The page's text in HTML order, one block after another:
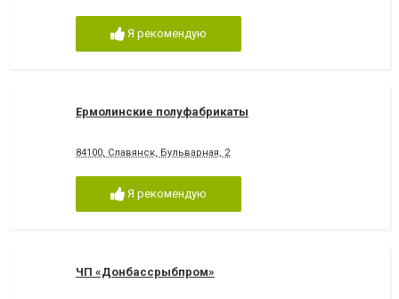
Я рекомендую
Ермолинские полуфабрикаты
84100, Славянск, Бульварная, 2
Я рекомендую
ЧП «Донбассрыбпром»